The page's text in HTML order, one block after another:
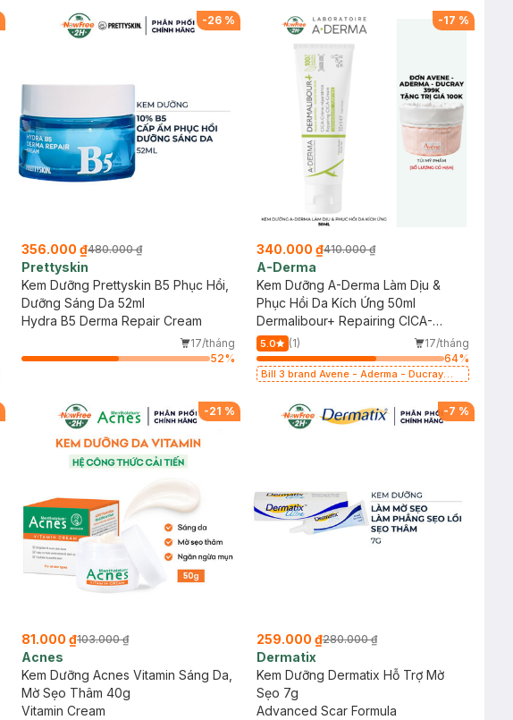
-26%
356.000 ₫480.000 ₫
Prettyskin
Kem Dưỡng Prettyskin B5 Phục Hồi,
Dưỡng Sáng Da 52ml
Hydra B5 Derma Repair Cream
17/tháng
52%
-17 %
340.000 ₫410.000 ₫
A-Derma
Kem Dưỡng A-Derma Làm Dịu &
Phục Hồi Da Kích Ứng 50ml
Dermalibour+ Repairing CICA-
Cream
5.0 (1)
17/tháng
64%
Bill 3 brand Avene - Aderma - Ducray
(SL có hạn)
-21 %
81.000 ₫103.000 ₫
Acnes
Kem Dưỡng Acnes Vitamin Sáng Da,
Mờ Sẹo Thâm 40g
Vitamin Cream
-7 %
259.000 ₫280.000 ₫
Dermatix
Kem Dưỡng Dermatix Hỗ Trợ Mờ
Sẹo 7g
Advanced Scar Formula